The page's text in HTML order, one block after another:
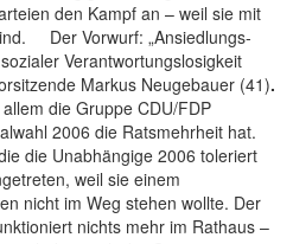
den Kampf an – weil sie mit
Der Vorwurf: „Ansiedlungs-
Verantwortungslosigkeit
Markus Neugebauer (41).
die Gruppe CDU/FDP
2006 die Ratsmehrheit hat.
die Unabhängige 2006 toleriert
weil sie einem
nicht im Weg stehen wollte. Der
nichts mehr im Rathaus –